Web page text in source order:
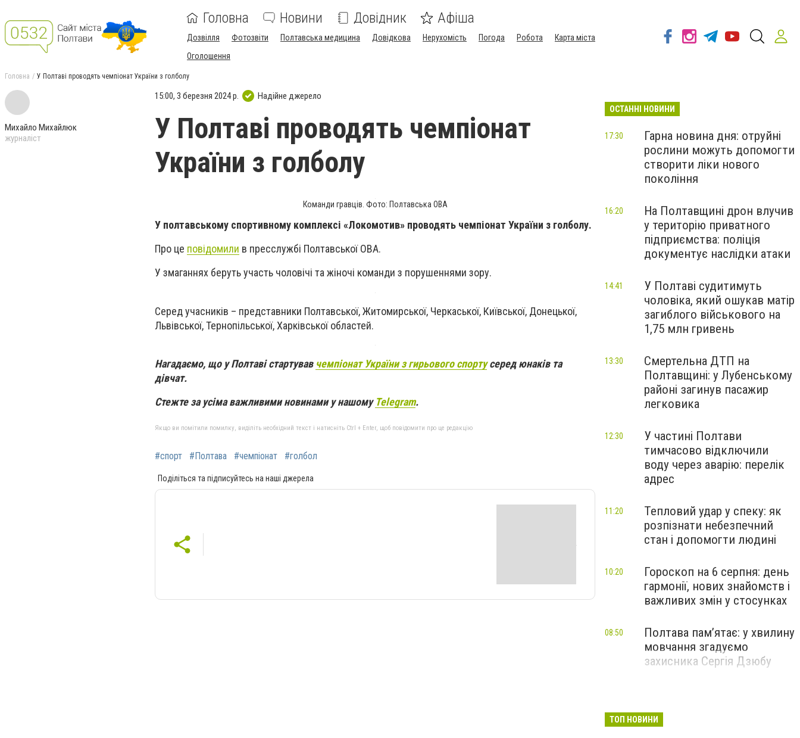
Головна Новини Довідник Афіша
Дозвілля Фотозвіти Полтавська медицина Довідкова Нерухомість Погода Робота
Карта міста
Оголошення
Головна У Полтаві проводять чемпіонат України з голболу
Михайло Михайлюк
журналіст
15:00, 3 березня 2024 р. Надійне джерело
У Полтаві проводять чемпіонат
України з голболу
Команди гравців. Фото: Полтавська ОВА
У полтавському спортивному комплексі «Локомотив» проводять чемпіонат України з голболу.
Про це повідомили в пресслужбі Полтавської ОВА.
У змаганнях беруть участь чоловічі та жіночі команди з порушеннями зору.
Серед учасників – представники Полтавської, Житомирської, Черкаської, Київської, Донецької,
Львівської, Тернопільської, Харківської областей.
Нагадаємо, що у Полтаві стартував чемпіонат України з гирьового спортусеред юнаків та
дівчат.
Стежте за усіма важливими новинами у нашому Telegram.
Якщо ви помітили помилку, виділіть необхідний текст і натисніть Ctrl + Enter, щоб повідомити про це редакцію
#спорт #Полтава #чемпіонат #голбол
Поділіться та підписуйтесь на наші джерела
ОСТАННІ НОВИНИ
Гарна новина дня: отруйні
рослини можуть допомогти
створити ліки нового
покоління
17:30
На Полтавщині дрон влучив
у територію приватного
підприємства: поліція
документує наслідки атаки
16:20
У Полтаві судитимуть
чоловіка, який ошукав матір
загиблого військового на
1,75 млн гривень
14:41
Смертельна ДТП на
Полтавщині: у Лубенському
районі загинув пасажир
легковика
13:30
У частині Полтави
тимчасово відключили
воду через аварію: перелік
адрес
12:30
Тепловий удар у спеку: як
розпізнати небезпечний
стан і допомогти людині
11:20
Гороскоп на 6 серпня: день
гармонії, нових знайомств і
важливих змін у стосунках
10:20
Полтава пам’ятає: у хвилину
мовчання згадуємо
захисника Сергія Дзюбу
08:50
ТОП НОВИНИ